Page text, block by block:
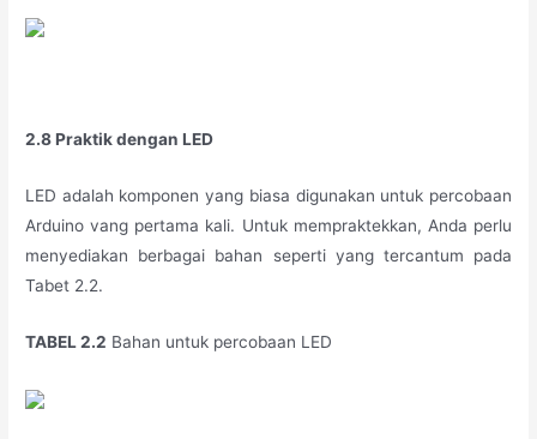
2.8 Praktik dengan LED
LED adalah komponen yang biasa digunakan untuk percobaan
Arduino vang pertama kali. Untuk mempraktekkan, Anda perlu
menyediakan berbagai bahan seperti yang tercantum pada
Tabet 2.2.
TABEL 2.2 Bahan untuk percobaan LED